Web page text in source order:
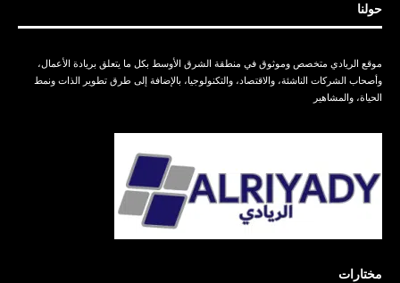
حولنا
موقع الريادي متخصص وموثوق في منطقة الشرق الأوسط بكل ما يتعلق بريادة الأعمال،
وأصحاب الشركات الناشئة، والاقتصاد، والتكنولوجيا، بالإضافة إلى طرق تطوير الذات ونمط
الحياة، والمشاهير
مختارات